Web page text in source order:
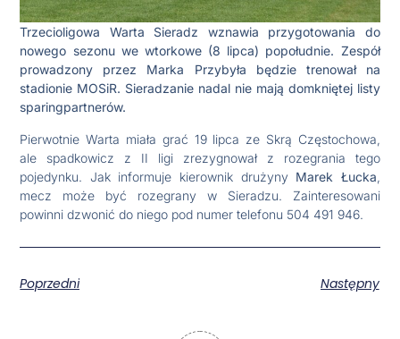
Trzecioligowa Warta Sieradz wznawia przygotowania do
nowego sezonu we wtorkowe (8 lipca) popołudnie. Zespół
prowadzony przez Marka Przybyła będzie trenował na
stadionie MOSiR. Sieradzanie nadal nie mają domkniętej listy
sparingpartnerów.
Pierwotnie Warta miała grać 19 lipca ze Skrą Częstochowa,
ale spadkowicz z II ligi zrezygnował z rozegrania tego
pojedynku. Jak informuje kierownik drużyny Marek Łucka,
mecz może być rozegrany w Sieradzu. Zainteresowani
powinni dzwonić do niego pod numer telefonu 504 491 946.
Poprzedni Następny